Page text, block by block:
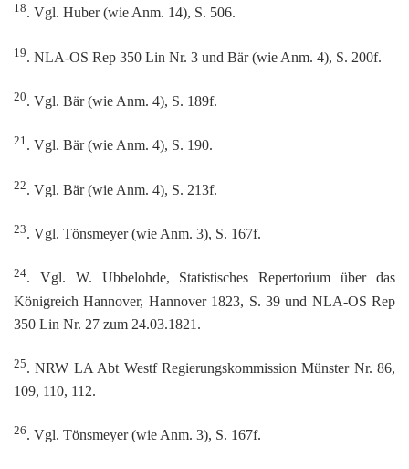
18. Vgl. Huber (wie Anm. 14), S. 506.
19. NLA-OS Rep 350 Lin Nr. 3 und Bär (wie Anm. 4), S. 200f.
20. Vgl. Bär (wie Anm. 4), S. 189f.
21. Vgl. Bär (wie Anm. 4), S. 190.
22. Vgl. Bär (wie Anm. 4), S. 213f.
23. Vgl. Tönsmeyer (wie Anm. 3), S. 167f.
24. Vgl. W. Ubbelohde, Statistisches Repertorium über das
Königreich Hannover, Hannover 1823, S. 39 und NLA-OS Rep
350 Lin Nr. 27 zum 24.03.1821.
25. NRW LA Abt Westf Regierungskommission Münster Nr. 86,
109, 110, 112.
26. Vgl. Tönsmeyer (wie Anm. 3), S. 167f.